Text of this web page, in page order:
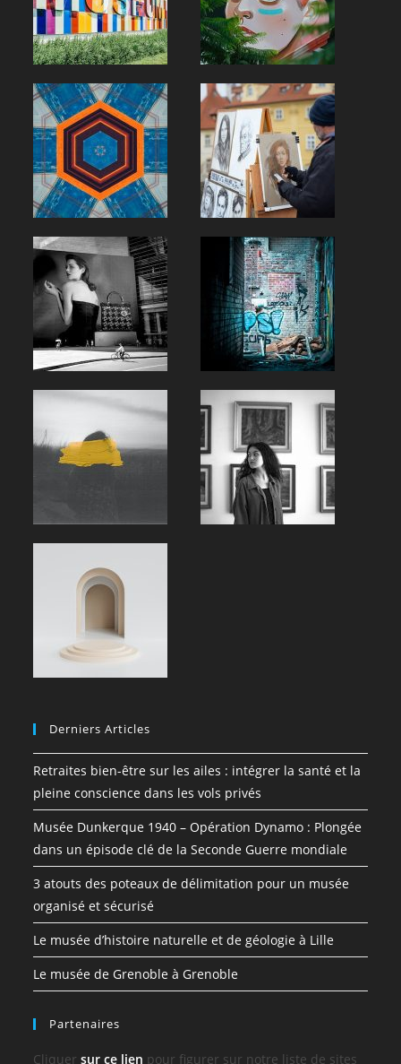
Derniers Articles
Retraites bien-être sur les ailes : intégrer la santé et la
pleine conscience dans les vols privés
Musée Dunkerque 1940 – Opération Dynamo : Plongée
dans un épisode clé de la Seconde Guerre mondiale
3 atouts des poteaux de délimitation pour un musée
organisé et sécurisé
Le musée d’histoire naturelle et de géologie à Lille
Le musée de Grenoble à Grenoble
Partenaires
Cliquersur ce lien pour figurer sur notre liste de sites